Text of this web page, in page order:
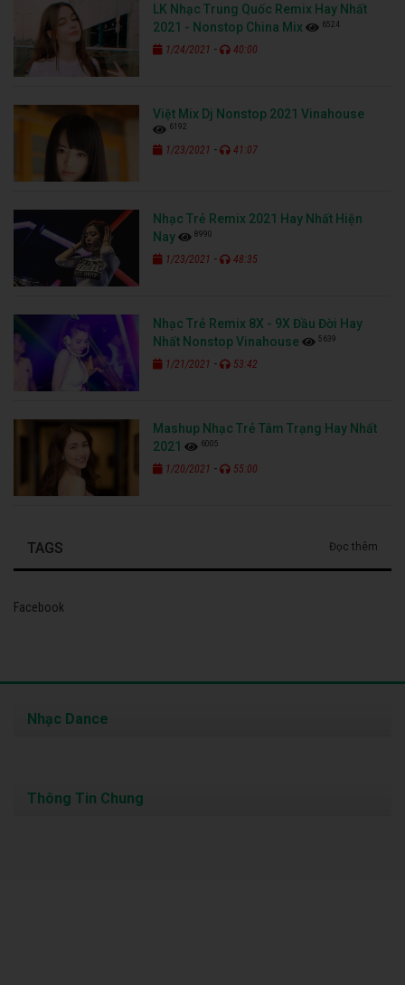
LK Nhạc Trung Quốc Remix Hay Nhất
2021 - Nonstop China Mix
6524
1/24/2021 - 40:00
Việt Mix Dj Nonstop 2021 Vinahouse
6192
1/23/2021 - 41:07
Nhạc Trẻ Remix 2021 Hay Nhất Hiện
Nay
8990
1/23/2021 - 48:35
Nhạc Trẻ Remix 8X - 9X Đầu Đời Hay
Nhất Nonstop Vinahouse
5639
1/21/2021 - 53:42
Mashup Nhạc Trẻ Tâm Trạng Hay Nhất
2021
6005
1/20/2021 - 55:00
TAGS Đọc thêm
Facebook
Nhạc Dance
Thông Tin Chung